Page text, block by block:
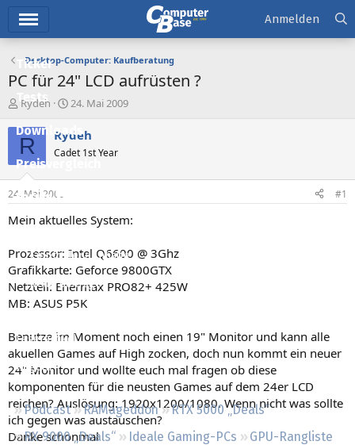
Ticker
Tests
Downloads
Preisvergleich
Forum
Aktuelles
Empfohlene Inhalte
Neue Beiträge
Neueste Aktivitäten
Leserartikel
Regeln
Podcast RAMageddon
RTX 5000 „Deals“
RX 9000 „Deals“
Ideale Gaming-PCs
GPU-Rangliste
Anmelden
Desktop-Computer: Kaufberatung
PC für 24" LCD aufrüsten ?
E
s
t
e
e
r
Rydeh
E
s
t
e
t
a
24. Mai 2009
R Rydeh
Cadet 1st Year
24. Mai 2009 #1
Mein aktuelles System:
Prozessor: Intel Q6600 @ 3Ghz
Grafikkarte: Geforce 9800GTX
Netzteil: Enermax PRO82+ 425W
MB: ASUS P5K
Benutze im Moment noch einen 19" Monitor und kann alle
akuellen Games auf High zocken, doch nun kommt ein neuer
24" Monitor und wollte euch mal fragen ob diese
komponenten für die neusten Games auf dem 24er LCD
reichen? Auslösung: 1920x1200/1080. Wenn nicht was sollte
ich gegen was austauschen?
Danke schonmal